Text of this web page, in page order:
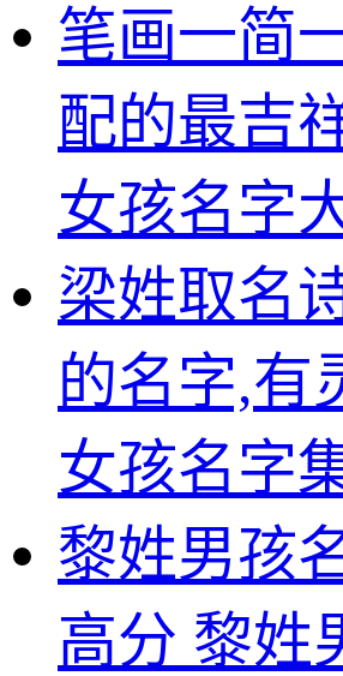
笔画一简
配的最吉
女孩名字
梁姓取名
的名字,有
女孩名字
黎姓男孩
高分 黎姓